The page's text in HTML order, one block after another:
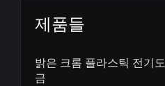
제품들
밝은 크롬 플라스틱 전기도
금